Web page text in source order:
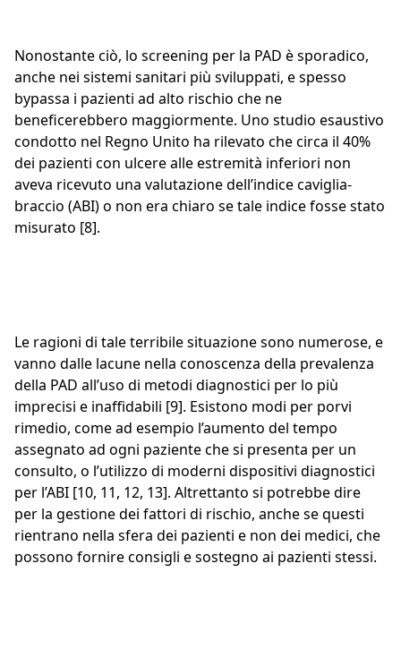
Nonostante ciò, lo screening per la PAD è sporadico,
anche nei sistemi sanitari più sviluppati, e spesso
bypassa i pazienti ad alto rischio che ne
beneficerebbero maggiormente. Uno studio esaustivo
condotto nel Regno Unito ha rilevato che circa il 40%
dei pazienti con ulcere alle estremità inferiori non
aveva ricevuto una valutazione dell’indice caviglia-
braccio (ABI) o non era chiaro se tale indice fosse stato
misurato [8].
Le ragioni di tale terribile situazione sono numerose, e
vanno dalle lacune nella conoscenza della prevalenza
della PAD all’uso di metodi diagnostici per lo più
imprecisi e inaffidabili [9]. Esistono modi per porvi
rimedio, come ad esempio l’aumento del tempo
assegnato ad ogni paziente che si presenta per un
consulto, o l’utilizzo di moderni dispositivi diagnostici
per l’ABI [10, 11, 12, 13]. Altrettanto si potrebbe dire
per la gestione dei fattori di rischio, anche se questi
rientrano nella sfera dei pazienti e non dei medici, che
possono fornire consigli e sostegno ai pazienti stessi.